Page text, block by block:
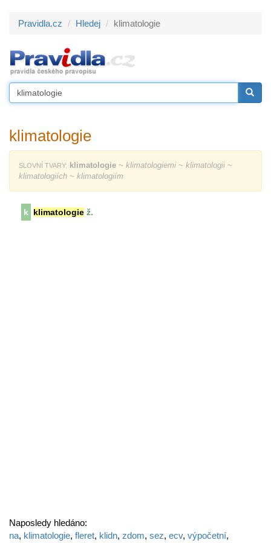
Pravidla.cz Hledej klimatologie
klimatologie
SLOVNÍ TVARY: klimatologie ~ klimatologiemi ~ klimatologii ~
klimatologiích ~ klimatologiím
k klimatologie ž.
Naposledy hledáno:
na, klimatologie, fleret, klidn, zdom, sez, ecv, výpočetní,